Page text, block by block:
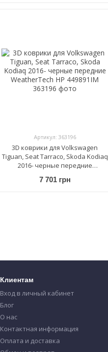
Артикул: 363196
3D коврики для Volkswagen
Tiguan, Seat Tarraco, Skoda Kodiaq
2016- черные передние
7 701 грн
Клиентам
Вход в личный кабинет
Блог
О нас
Контактная информация
Оплата и доставка